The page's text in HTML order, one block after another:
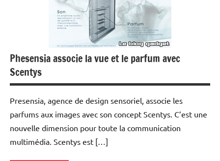
Phesensia associe la vue et le parfum avec
Scentys
Presensia, agence de design sensoriel, associe les
parfums aux images avec son concept Scentys. C’est une
nouvelle dimension pour toute la communication
multimédia. Scentys est […]